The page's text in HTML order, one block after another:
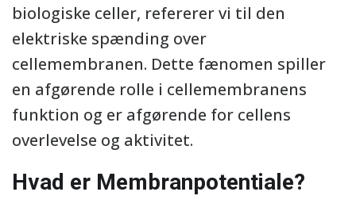
biologiske celler, refererer vi til den
elektriske spænding over
cellemembranen. Dette fænomen spiller
en afgørende rolle i cellemembranens
funktion og er afgørende for cellens
overlevelse og aktivitet.
Hvad er Membranpotentiale?